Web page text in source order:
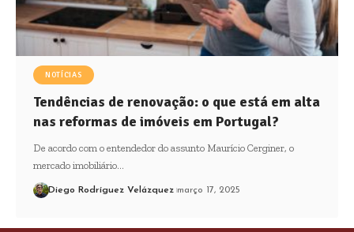
NOTÍCIAS
Tendências de renovação: o que está em alta
nas reformas de imóveis em Portugal?
De acordo com o entendedor do assunto Maurício Cerginer, o
mercado imobiliário…
Diego Rodríguez Velázquez março 17, 2025